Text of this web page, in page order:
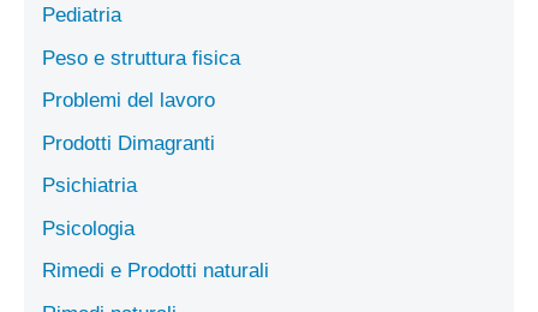
Pediatria
Peso e struttura fisica
Problemi del lavoro
Prodotti Dimagranti
Psichiatria
Psicologia
Rimedi e Prodotti naturali